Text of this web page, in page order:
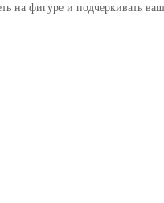
на фигуре и подчеркивать